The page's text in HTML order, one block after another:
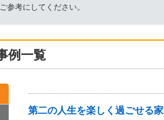
参考にしてください。
例一覧
第二の人生を楽しく過ごせる家